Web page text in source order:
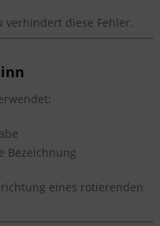
verhindert diese Fehler.
Bezeichnung
eines rotierenden